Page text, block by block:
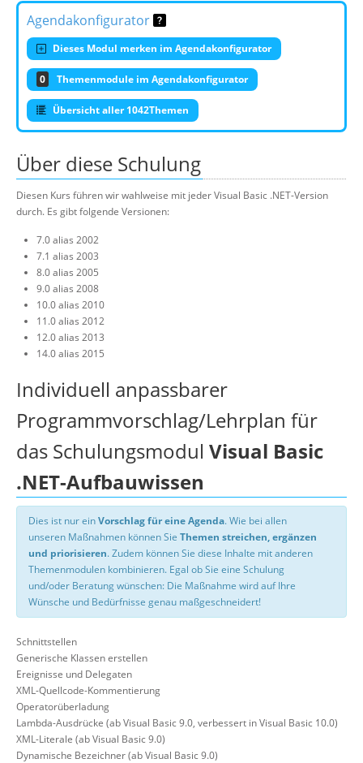
Agendakonfigurator
Dieses Modul merken im Agendakonfigurator
0 Themenmodule im Agendakonfigurator
Übersicht aller 1042Themen
Über diese Schulung
Diesen Kurs führen wir wahlweise mit jeder Visual Basic .NET-Version
durch. Es gibt folgende Versionen:
7.0 alias 2002
7.1 alias 2003
8.0 alias 2005
9.0 alias 2008
10.0 alias 2010
11.0 alias 2012
12.0 alias 2013
14.0 alias 2015
Individuell anpassbarer
Programmvorschlag/Lehrplan für
das Schulungsmodul Visual Basic
.NET-Aufbauwissen
Dies ist nur einVorschlag für eine Agenda. Wie bei allen
unseren Maßnahmen können Sie Themen streichen, ergänzen
und priorisieren. Zudem können Sie diese Inhalte mit anderen
Themenmodulen kombinieren. Egal ob Sie eine Schulung
und/oder Beratung wünschen: Die Maßnahme wird auf Ihre
Wünsche und Bedürfnisse genau maßgeschneidert!
Schnittstellen
Generische Klassen erstellen
Ereignisse und Delegaten
XML-Quellcode-Kommentierung
Operatorüberladung
Lambda-Ausdrücke (ab Visual Basic 9.0, verbessert in Visual Basic 10.0)
XML-Literale (ab Visual Basic 9.0)
Dynamische Bezeichner (ab Visual Basic 9.0)